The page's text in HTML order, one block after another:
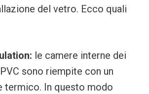
del vetro. Ecco quali
le camere interne dei
sono riempite con un
termico. In questo modo